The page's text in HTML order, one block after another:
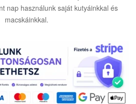
nap használunk saját kutyáinkkal és
macskáinkkal.